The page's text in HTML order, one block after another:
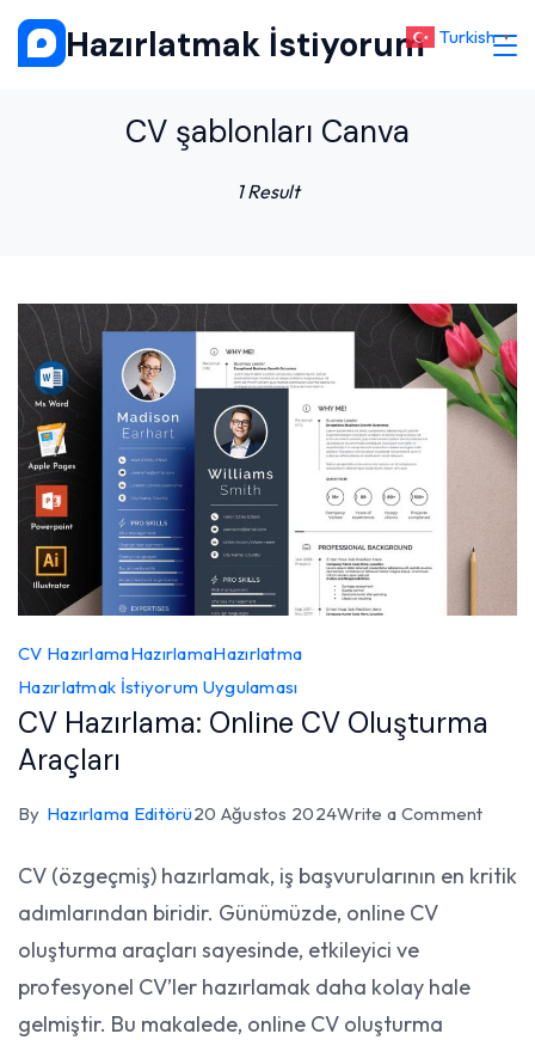
Skip
Hazırlatmak İstiyorum
CV şablonları Canva
1 Result
CV HazırlamaHazırlamaHazırlatma
Hazırlatmak İstiyorum Uygulaması
CV Hazırlama: Online CV Oluşturma
Araçları
By Hazırlama Editörü20 Ağustos 2024Write a Commenton
CV (özgeçmiş) hazırlamak, iş başvurularının en kritik
adımlarından biridir. Günümüzde, online CV
oluşturma araçları sayesinde, etkileyici ve
profesyonel CV’ler hazırlamak daha kolay hale
gelmiştir. Bu makalede, online CV oluşturma
Turkish ▼